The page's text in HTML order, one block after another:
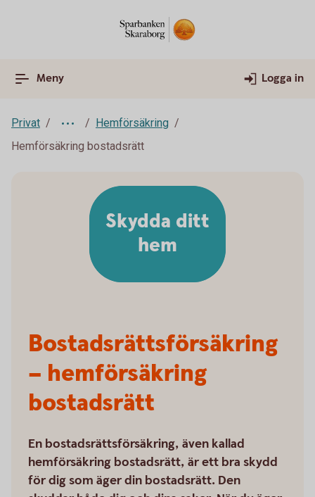
Meny Logga in
Privat
Hemförsäkring
Hemförsäkring bostadsrätt
Bostadsrätts­försäkring
– hemförsäkring
bostadsrätt
En bostadsrättsförsäkring, även kallad
hemförsäkring bostadsrätt, är ett bra skydd
för dig som äger din bostadsrätt. Den
Skydda ditt
hem